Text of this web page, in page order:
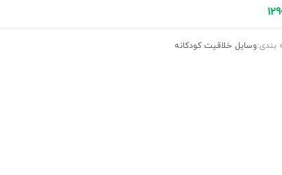
بندی:وسایل خلاقیت کودکانه